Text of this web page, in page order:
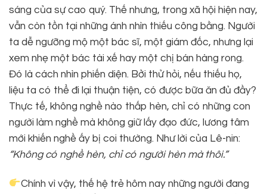
sáng của sự cao quý. Thế nhưng, trong xã hội hiện nay,
vẫn còn tồn tại những ánh nhìn thiếu công bằng. Người
ta dễ ngưỡng mộ một bác sĩ, một giám đốc, nhưng lại
xem nhẹ một bác tài xế hay một chị bán hàng rong.
Đó là cách nhìn phiến diện. Bởi thử hỏi, nếu thiếu họ,
liệu ta có thể đi lại thuận tiện, có được bữa ăn đủ đầy?
Thực tế, không nghề nào thấp hèn, chỉ có những con
người làm nghề mà không giữ lấy đạo đức, lương tâm
mới khiến nghề ấy bị coi thường. Như lời của Lê-nin:
“Không có nghề hèn, chỉ có người hèn mà thôi.”
Chính vì vậy, thế hệ trẻ hôm nay những người đang